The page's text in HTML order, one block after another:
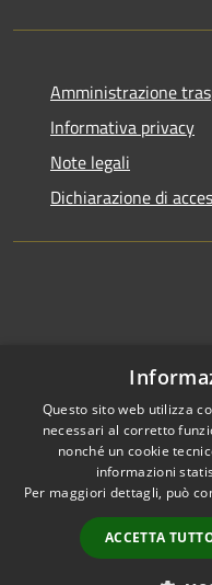
Amministrazione
Informativa privacy
Note legali
Dichiarazione di
RSS
Accessibilità
Questo sito web utilizza
necessari al corretto
nonché un cookie
informazioni
Per maggiori dettagli, può
ACCETTA